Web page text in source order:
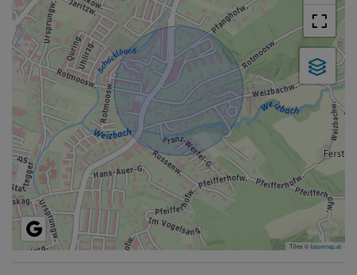
Tiles ©basemap.at